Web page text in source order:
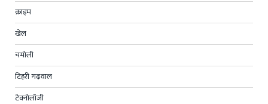
क्राइम
खेल
चमोली
टिहरी गढ़वाल
टेक्नोलॉजी